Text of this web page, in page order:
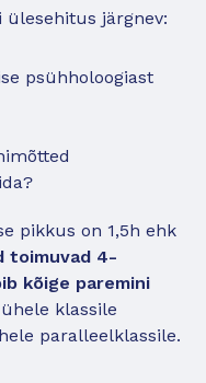
järgnev:
psühholoogiast
pikkus on 1,5h ehk
toimuvad 4-
kõige paremini
ühele klassile
paralleelklassile.